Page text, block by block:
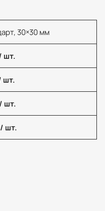
30×30 мм
шт.
шт.
шт.
шт.